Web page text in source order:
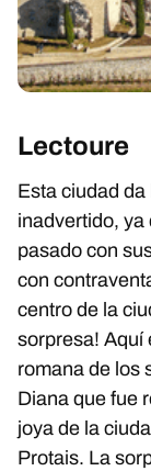
Lectoure
Esta ciudad
inadvertido, ya
pasado con
con
centro de la
sorpresa! Aquí
romana de los
Diana que fue
joya de la
Protais. La